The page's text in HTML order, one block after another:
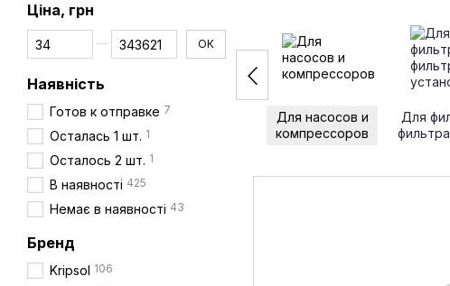
Для насосов и
компрессоров
Для
Ціна, грн
Від Ціна, грн
До Ціна, грн ОК
Наявність
Готов к отправке 7
Осталась 1 шт. 1
Осталось 2 шт. 1
В наявності 425
Немає в наявності 43
Бренд
Kripsol 106